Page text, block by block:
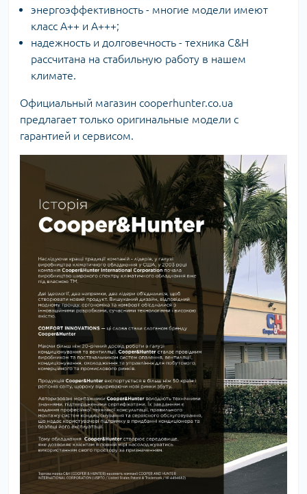
энергоэффективность - многие модели имеют
класс А++ и А+++;
надежность и долговечность - техника C&H
рассчитана на стабильную работу в нашем
климате.
Официальный магазин cooperhunter.co.ua
предлагает только оригинальные модели с
гарантией и сервисом.